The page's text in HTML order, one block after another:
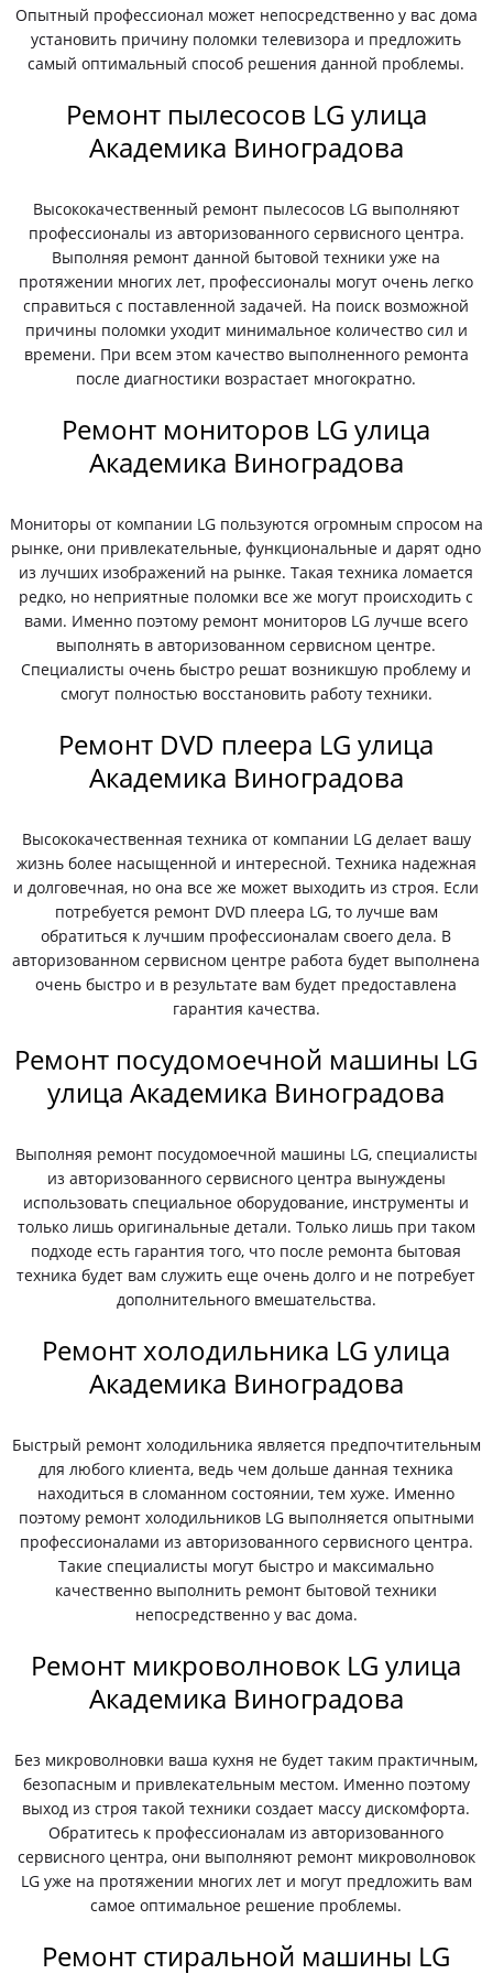
Опытный профессионал может непосредственно у вас дома
установить причину поломки телевизора и предложить
самый оптимальный способ решения данной проблемы.
Ремонт пылесосов LG улица
Академика Виноградова
Высококачественный ремонт пылесосов LG выполняют
профессионалы из авторизованного сервисного центра.
Выполняя ремонт данной бытовой техники уже на
протяжении многих лет, профессионалы могут очень легко
справиться с поставленной задачей. На поиск возможной
причины поломки уходит минимальное количество сил и
времени. При всем этом качество выполненного ремонта
после диагностики возрастает многократно.
Ремонт мониторов LG улица
Академика Виноградова
Мониторы от компании LG пользуются огромным спросом на
рынке, они привлекательные, функциональные и дарят одно
из лучших изображений на рынке. Такая техника ломается
редко, но неприятные поломки все же могут происходить с
вами. Именно поэтому ремонт мониторов LG лучше всего
выполнять в авторизованном сервисном центре.
Специалисты очень быстро решат возникшую проблему и
смогут полностью восстановить работу техники.
Ремонт DVD плеера LG улица
Академика Виноградова
Высококачественная техника от компании LG делает вашу
жизнь более насыщенной и интересной. Техника надежная
и долговечная, но она все же может выходить из строя. Если
потребуется ремонт DVD плеера LG, то лучше вам
обратиться к лучшим профессионалам своего дела. В
авторизованном сервисном центре работа будет выполнена
очень быстро и в результате вам будет предоставлена
гарантия качества.
Ремонт посудомоечной машины LG
улица Академика Виноградова
Выполняя ремонт посудомоечной машины LG, специалисты
из авторизованного сервисного центра вынуждены
использовать специальное оборудование, инструменты и
только лишь оригинальные детали. Только лишь при таком
подходе есть гарантия того, что после ремонта бытовая
техника будет вам служить еще очень долго и не потребует
дополнительного вмешательства.
Ремонт холодильника LG улица
Академика Виноградова
Быстрый ремонт холодильника является предпочтительным
для любого клиента, ведь чем дольше данная техника
находиться в сломанном состоянии, тем хуже. Именно
поэтому ремонт холодильников LG выполняется опытными
профессионалами из авторизованного сервисного центра.
Такие специалисты могут быстро и максимально
качественно выполнить ремонт бытовой техники
непосредственно у вас дома.
Ремонт микроволновок LG улица
Академика Виноградова
Без микроволновки ваша кухня не будет таким практичным,
безопасным и привлекательным местом. Именно поэтому
выход из строя такой техники создает массу дискомфорта.
Обратитесь к профессионалам из авторизованного
сервисного центра, они выполняют ремонт микроволновок
LG уже на протяжении многих лет и могут предложить вам
самое оптимальное решение проблемы.
Ремонт стиральной машины LG